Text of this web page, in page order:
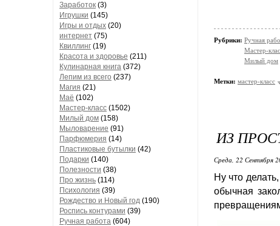
Заработок (3)
Игрушки (145)
Игры и отдых (20)
интернет (75)
Квиллинг (19)
Красота и здоровье (211)
Кулинарная книга (372)
Лепим из всего (237)
Магия (21)
Маё (102)
Мастер-класс (1502)
Милый дом (158)
Мыловарение (91)
Парфюмерия (14)
Пластиковые бутылки (42)
Подарки (140)
Полезности (38)
Про жизнь (114)
Психология (39)
Рождество и Новый год (190)
Роспись контурами (39)
Ручная работа (604)
Рубрики: Ручная
Мастер-
Милый дом
Метки: мастер-класс
ИЗ
Среда, 22 Сентября
Ну что
обычная